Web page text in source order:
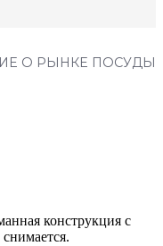
О РЫНКЕ ПОСУДЫ
конструкция с